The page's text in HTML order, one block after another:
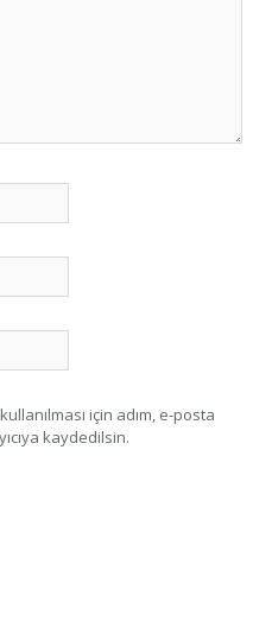
için adım, e-posta
kaydedilsin.